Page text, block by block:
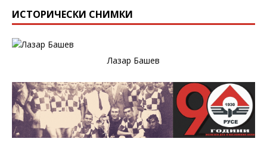
ИСТОРИЧЕСКИ СНИМКИ
Лазар Башев